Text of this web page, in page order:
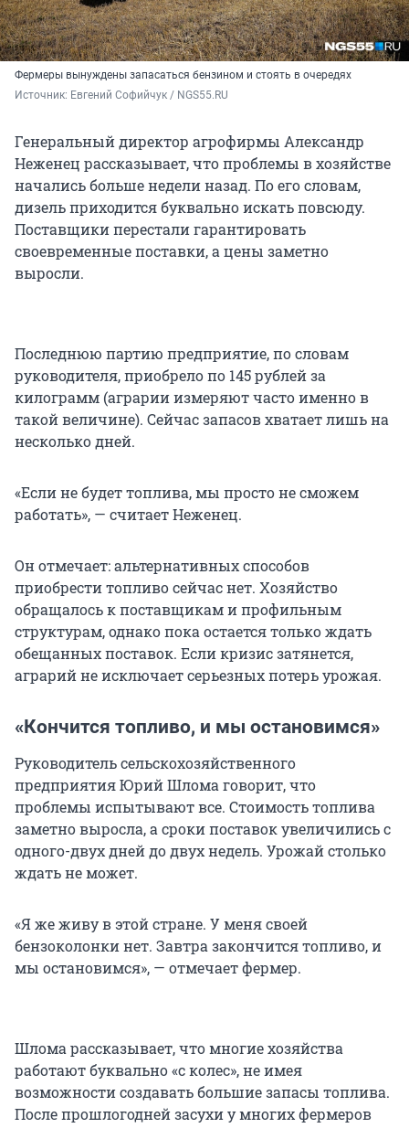
Фермеры вынуждены запасаться бензином и стоять в очередях
Источник: Евгений Софийчук / NGS55.RU
Генеральный директор агрофирмы Александр
Неженец рассказывает, что проблемы в хозяйстве
начались больше недели назад. По его словам,
дизель приходится буквально искать повсюду.
Поставщики перестали гарантировать
своевременные поставки, а цены заметно
выросли.
Последнюю партию предприятие, по словам
руководителя, приобрело по 145 рублей за
килограмм (аграрии измеряют часто именно в
такой величине). Сейчас запасов хватает лишь на
несколько дней.
«Если не будет топлива, мы просто не сможем
работать», — считает Неженец.
Он отмечает: альтернативных способов
приобрести топливо сейчас нет. Хозяйство
обращалось к поставщикам и профильным
структурам, однако пока остается только ждать
обещанных поставок. Если кризис затянется,
аграрий не исключает серьезных потерь урожая.
«Кончится топливо, и мы остановимся»
Руководитель сельскохозяйственного
предприятия Юрий Шлома говорит, что
проблемы испытывают все. Стоимость топлива
заметно выросла, а сроки поставок увеличились с
одного-двух дней до двух недель. Урожай столько
ждать не может.
«Я же живу в этой стране. У меня своей
бензоколонки нет. Завтра закончится топливо, и
мы остановимся», — отмечает фермер.
Шлома рассказывает, что многие хозяйства
работают буквально «с колес», не имея
возможности создавать большие запасы топлива.
После прошлогодней засухи у многих фермеров